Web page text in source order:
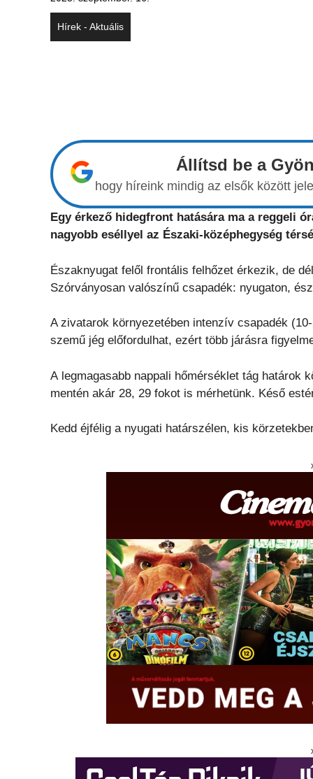
Hírek - Aktuális
Állítsd be a
hogy híreink mindig az elsők között
Egy érkező hidegfront hatására ma a reggeli
nagyobb eséllyel az Északi-középhegység
Északnyugat felől frontális felhőzet érkezik, de
Szórványosan valószínű csapadék: nyugaton,
A zivatarok környezetében intenzív csapadék
szemű jég előfordulhat, ezért több járásra
A legmagasabb nappali hőmérséklet tág határok
mentén akár 28, 29 fokot is mérhetünk. Késő
Kedd éjfélig a nyugati határszélen, kis